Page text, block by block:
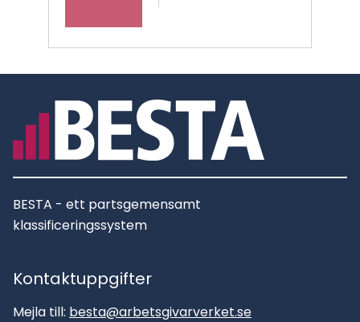
BESTA - ett partsgemensamt
klassificeringssystem
Kontaktuppgifter
Mejla till: besta@arbetsgivarverket.se